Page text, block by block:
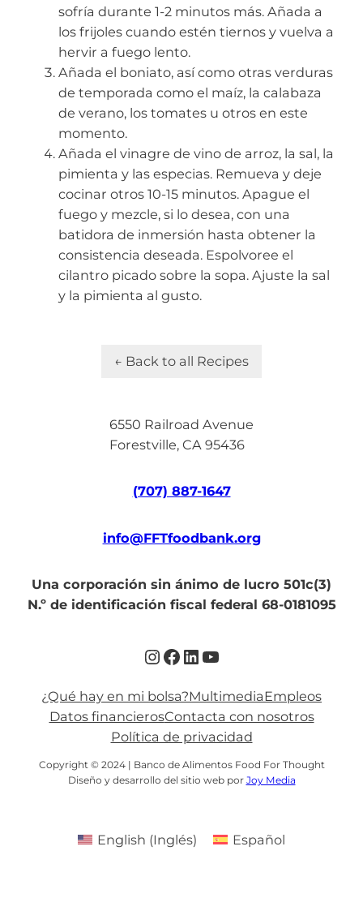
sofría durante 1-2 minutos más. Añada a
los frijoles cuando estén tiernos y vuelva a
hervir a fuego lento.
Añada el boniato, así como otras verduras
de temporada como el maíz, la calabaza
de verano, los tomates u otros en este
momento.
Añada el vinagre de vino de arroz, la sal, la
pimienta y las especias. Remueva y deje
cocinar otros 10-15 minutos. Apague el
fuego y mezcle, si lo desea, con una
batidora de inmersión hasta obtener la
consistencia deseada. Espolvoree el
cilantro picado sobre la sopa. Ajuste la sal
y la pimienta al gusto.
← Back to all Recipes
6550 Railroad Avenue
Forestville, CA 95436
(707) 887-1647
info@FFTfoodbank.org
Una corporación sin ánimo de lucro 501c(3)
N.º de identificación fiscal federal 68-0181095
Instagram
Facebook
LinkedIn
YouTube
¿Qué hay en mi bolsa?MultimediaEmpleos
Datos financierosContacta con nosotros
Política de privacidad
Copyright © 2024 | Banco de Alimentos Food For Thought
Diseño y desarrollo del sitio web por Joy Media
English (Inglés) Español